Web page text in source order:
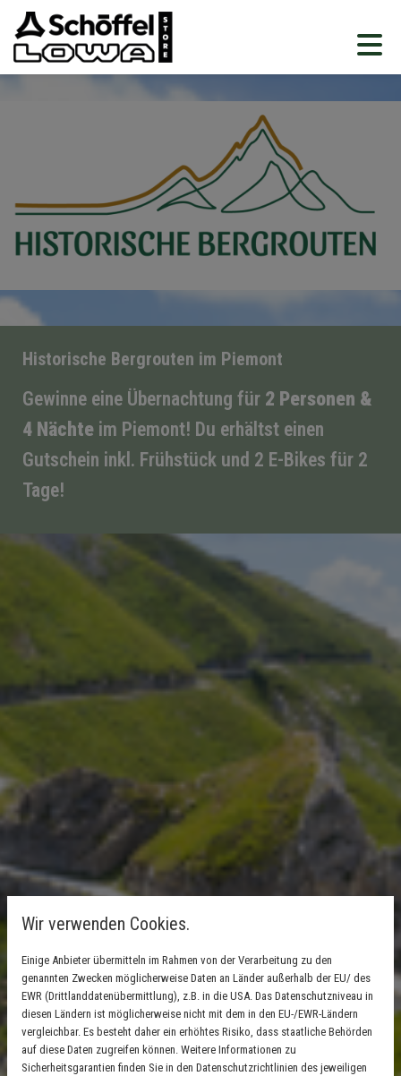
Historische Bergrouten im Piemont
Gewinne eine Übernachtung für 2 Personen &
4 Nächte im Piemont! Du erhältst einen
Gutschein inkl. Frühstück und 2 E-Bikes für 2
Tage!
Wir verwenden Cookies.
Einige Anbieter übermitteln im Rahmen von der Verarbeitung zu den
genannten Zwecken möglicherweise Daten an Länder außerhalb der EU/ des
EWR (Drittlanddatenübermittlung), z.B. in die USA. Das Datenschutzniveau in
diesen Ländern ist möglicherweise nicht mit dem in den EU-/EWR-Ländern
vergleichbar. Es besteht daher ein erhöhtes Risiko, dass staatliche Behörden
auf diese Daten zugreifen können. Weitere Informationen zu
Sicherheitsgarantien finden Sie in den Datenschutzrichtlinien des jeweiligen